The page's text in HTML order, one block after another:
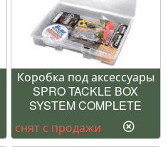
Коробка под аксессуары
SPRO TACKLE BOX
SYSTEM COMPLETE
снят с продажи